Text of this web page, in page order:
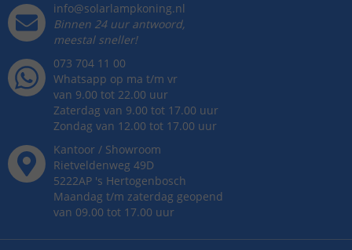
info@solarlampkoning.nl
Binnen 24 uur antwoord,
meestal sneller!
073 704 11 00
Whatsapp op ma t/m vr
van 9.00 tot 22.00 uur
Zaterdag van 9.00 tot 17.00 uur
Zondag van 12.00 tot 17.00 uur
Kantoor / Showroom
Rietveldenweg 49D
5222AP 's Hertogenbosch
Maandag t/m zaterdag geopend
van 09.00 tot 17.00 uur